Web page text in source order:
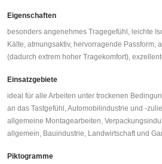
Eigenschaften
besonders angenehmes Tragegefühl, leichte
Kälte, atmungsaktiv, hervorragende Passform,
(dadurch extrem hoher Tragekomfort),
Einsatzgebiete
ideal für alle Arbeiten unter trockenen
an das Tastgefühl, Automobil­industrie und -
allgemeine Montagearbeiten,
allgemein, Bauindustrie, Landwirtschaft und
Piktogramme